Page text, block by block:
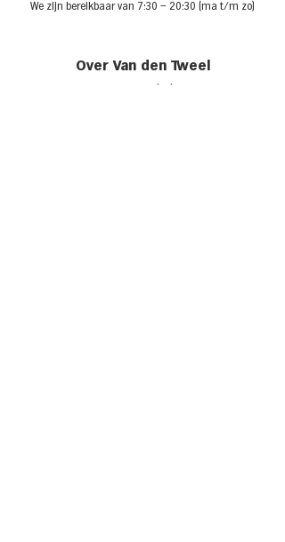
We zijn bereikbaar van 7:30 – 20:30 (ma t/m zo)
Over Van den Tweel